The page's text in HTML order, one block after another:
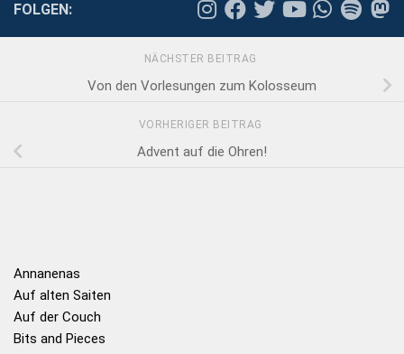
FOLGEN:
NÄCHSTER BEITRAG
Von den Vorlesungen zum Kolosseum
VORHERIGER BEITRAG
Advent auf die Ohren!
Annanenas
Auf alten Saiten
Auf der Couch
Bits and Pieces